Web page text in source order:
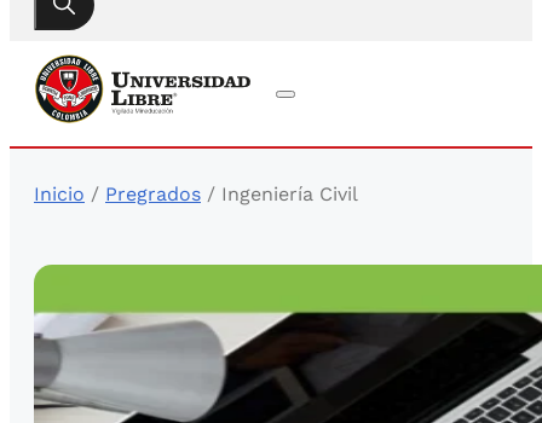
Inicio / Pregrados / Ingeniería Civil